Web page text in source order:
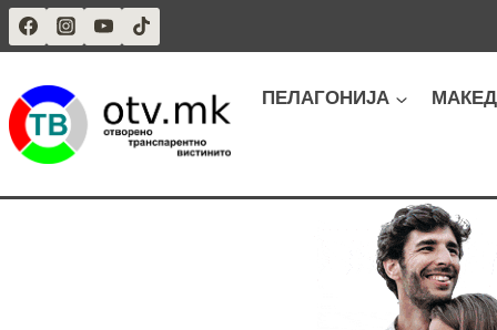
Skip
to
ПЕЛАГОНИЈА